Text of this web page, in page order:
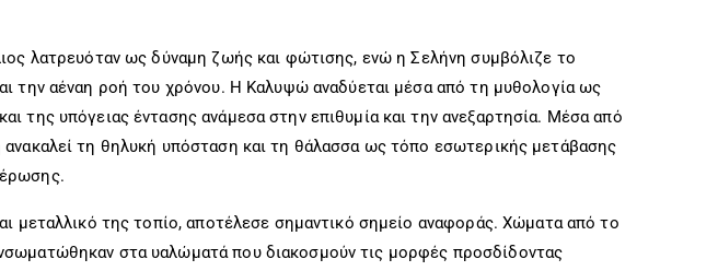
λατρευόταν ως δύναµη ζωής και φώτισης, ενώ η Σελήνη συµβόλιζε το
την αέναη ροή του χρόνου. Η Καλυψώ αναδύεται µέσα από τη µυθολογία ως
της υπόγειας έντασης ανάµεσα στην επιθυµία και την ανεξαρτησία. Μέσα από
τη θηλυκή υπόσταση και τη θάλασσα ως τόπο εσωτερικής µετάβασης
µεταλλικό της τοπίο, αποτέλεσε σηµαντικό σηµείο αναφοράς. Χώµατα από το
στα υαλώµατά που διακοσµούν τις µορφές προσδίδοντας